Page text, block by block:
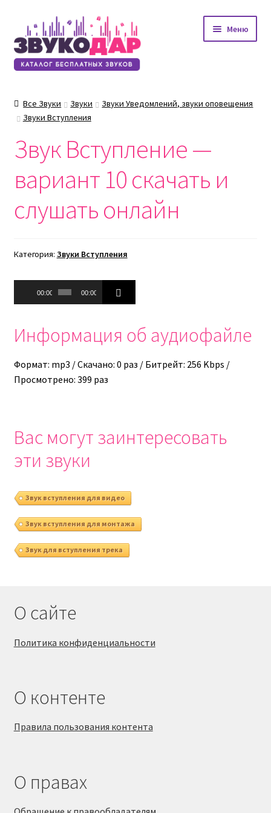
Перейти
к
навигации
Перейти
к
содержимому
Меню
Все Звуки Звуки
Звуки Уведомлений, звуки оповещения
Звуки Вступления
Звук Вступление —
вариант 10 скачать и
слушать онлайн
Категория: Звуки Вступления
Аудиоплеер
00:00 00:00
Информация об аудиофайле
Формат: mp3 / Скачано: 0 раз / Битрейт: 256 Kbps /
Просмотрено: 399 раз
Вас могут заинтересовать
эти звуки
Звук вступления для видео
Звук вступления для монтажа
Звук для вступления трека
О сайте
Политика конфиденциальности
О контенте
Правила пользования контента
О правах